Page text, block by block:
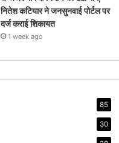
नितेश कटियार ने जनसुनवाई पोर्टल पर
दर्ज कराई शिकायत
1 week ago
85
30